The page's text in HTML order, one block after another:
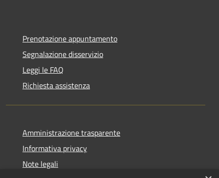
Prenotazione appuntamento
Segnalazione disservizio
Leggi le FAQ
Richiesta assistenza
Amministrazione trasparente
Informativa privacy
Note legali